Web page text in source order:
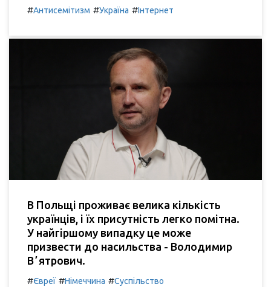
#Антисемітизм #Україна #Інтернет
В Польщі проживає велика кількість
українців, і їх присутність легко помітна.
У найгіршому випадку це може
призвести до насильства - Володимир
Вʼятрович.
#Євреї #Німеччина #Суспільство